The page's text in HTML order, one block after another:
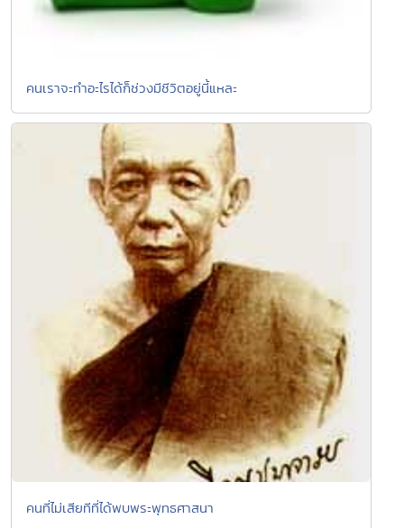
คนเราจะทำอะไรได้ก็ช่วงมีชีวิตอยู่นี้แหละ
คนที่ไม่เสียทีที่ได้พบพระพุทธศาสนา